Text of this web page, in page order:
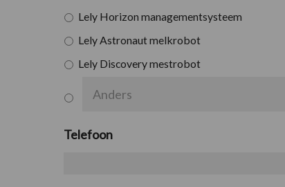
Lely Horizon managementsysteem
Lely Astronaut melkrobot
Lely Discovery mestrobot
Telefoon